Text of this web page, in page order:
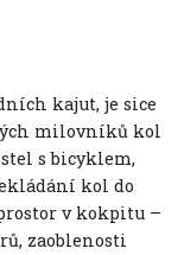
kajut, je sice
milovníků kol
s bicyklem,
kol do
v kokpitu –
zaoblenosti